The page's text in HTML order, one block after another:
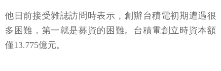
他日前接受雜誌訪問時表示，創辦台積電初期遭遇很
多困難，第一就是募資的困難。台積電創立時資本額
僅13.775億元。